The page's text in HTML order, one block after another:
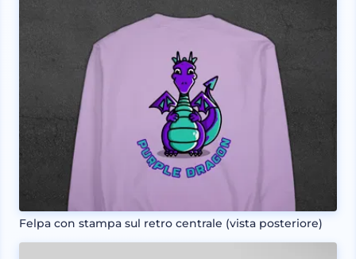
Felpa con stampa sul retro centrale (vista posteriore)